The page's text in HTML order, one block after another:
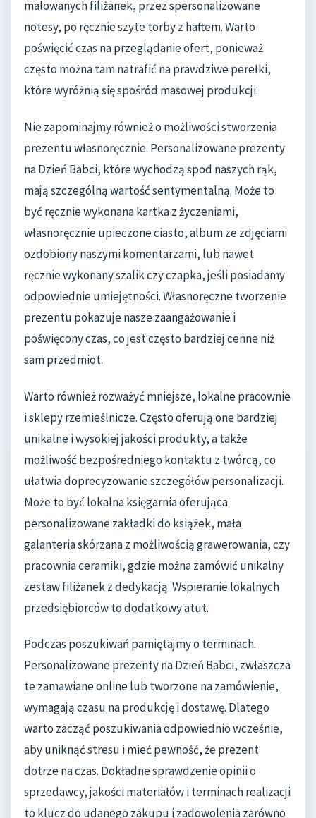
malowanych filiżanek, przez spersonalizowane
notesy, po ręcznie szyte torby z haftem. Warto
poświęcić czas na przeglądanie ofert, ponieważ
często można tam natrafić na prawdziwe perełki,
które wyróżnią się spośród masowej produkcji.
Nie zapominajmy również o możliwości stworzenia
prezentu własnoręcznie. Personalizowane prezenty
na Dzień Babci, które wychodzą spod naszych rąk,
mają szczególną wartość sentymentalną. Może to
być ręcznie wykonana kartka z życzeniami,
własnoręcznie upieczone ciasto, album ze zdjęciami
ozdobiony naszymi komentarzami, lub nawet
ręcznie wykonany szalik czy czapka, jeśli posiadamy
odpowiednie umiejętności. Własnoręczne tworzenie
prezentu pokazuje nasze zaangażowanie i
poświęcony czas, co jest często bardziej cenne niż
sam przedmiot.
Warto również rozważyć mniejsze, lokalne pracownie
i sklepy rzemieślnicze. Często oferują one bardziej
unikalne i wysokiej jakości produkty, a także
możliwość bezpośredniego kontaktu z twórcą, co
ułatwia doprecyzowanie szczegółów personalizacji.
Może to być lokalna księgarnia oferująca
personalizowane zakładki do książek, mała
galanteria skórzana z możliwością grawerowania, czy
pracownia ceramiki, gdzie można zamówić unikalny
zestaw filiżanek z dedykacją. Wspieranie lokalnych
przedsiębiorców to dodatkowy atut.
Podczas poszukiwań pamiętajmy o terminach.
Personalizowane prezenty na Dzień Babci, zwłaszcza
te zamawiane online lub tworzone na zamówienie,
wymagają czasu na produkcję i dostawę. Dlatego
warto zacząć poszukiwania odpowiednio wcześnie,
aby uniknąć stresu i mieć pewność, że prezent
dotrze na czas. Dokładne sprawdzenie opinii o
sprzedawcy, jakości materiałów i terminach realizacji
to klucz do udanego zakupu i zadowolenia zarówno